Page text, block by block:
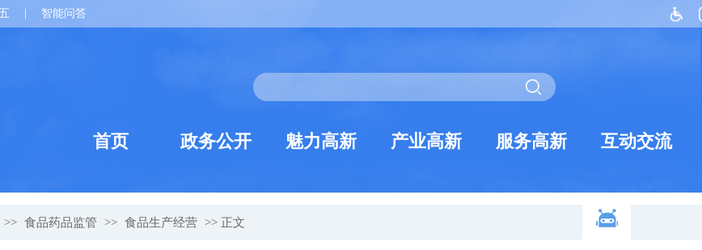
智能问答
首页 政务公开 魅力高新 产业高新 服务高新 互动交流
>> 食品药品监管 >> 食品生产经营 >> 正文